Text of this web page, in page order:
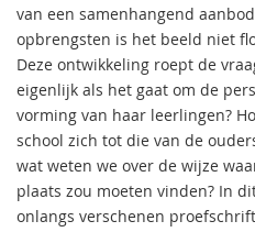
van een samenhangend
opbrengsten is het beeld niet
Deze ontwikkeling roept de
eigenlijk als het gaat om de
vorming van haar leerlingen?
school zich tot die van de
wat weten we over de wijze
plaats zou moeten vinden? In
onlangs verschenen